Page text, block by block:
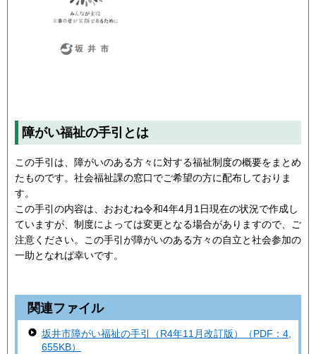
障がい福祉の手引とは
この手引は、障がいのある方々に対する福祉制度の概要をまとめ
たものです。社会福祉課の窓口でご希望の方に配布しておりま
す。
この手引の内容は、おおむね令和4年4月1日現在の状況で作成し
ていますが、制度によっては変更となる場合がありますので、ご
注意ください。この手引が障がいのある方々の自立と社会参加の
一助となれば幸いです。
関連ファイル
坂井市障がい福祉の手引（R4年11月改訂版）（PDF：4,
655KB）